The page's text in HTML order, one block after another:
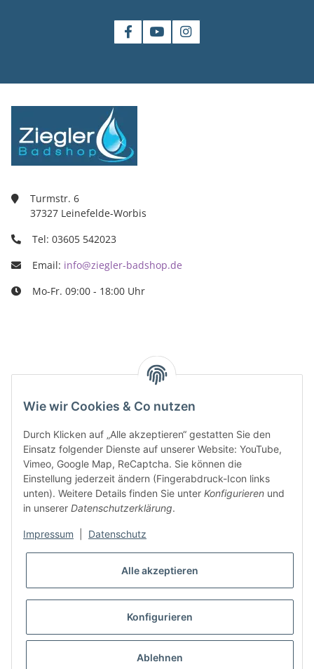
Wie wir Cookies & Co nutzen
Durch Klicken auf „Alle akzeptieren“ gestatten Sie den
Einsatz folgender Dienste auf unserer Website: YouTube,
Vimeo, Google Map, ReCaptcha. Sie können die
Einstellung jederzeit ändern (Fingerabdruck-Icon links
unten). Weitere Details finden Sie unter Konfigurieren und
in unserer Datenschutzerklärung.
Impressum Datenschutz
Alle akzeptieren
Konfigurieren
Ablehnen
Turmstr. 6
37327 Leinefelde-Worbis
Tel: 03605 542023
Email: info@ziegler-badshop.de
Mo-Fr. 09:00 - 18:00 Uhr
Turmstr. 6
03605/542023
info@ziegler-badshop.de
Informationen
Gesetzliche Informationen